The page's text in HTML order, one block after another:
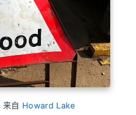
来自 Howard Lake